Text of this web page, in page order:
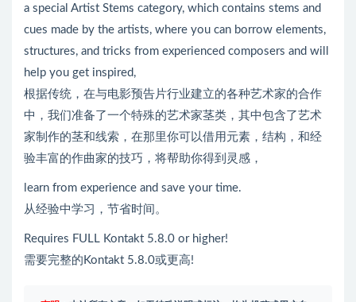
a special Artist Stems category, which contains stems and
cues made by the artists, where you can borrow elements,
structures, and tricks from experienced composers and will
help you get inspired,
根据传统，在与电影预告片行业建立的各种艺术家的合作
中，我们准备了一个特殊的艺术家茎类，其中包含了艺术
家制作的茎和线索，在那里你可以借用元素，结构，和经
验丰富的作曲家的技巧，将帮助你得到灵感，
learn from experience and save your time.
从经验中学习，节省时间。
Requires FULL Kontakt 5.8.0 or higher!
需要完整的Kontakt 5.8.0或更高!